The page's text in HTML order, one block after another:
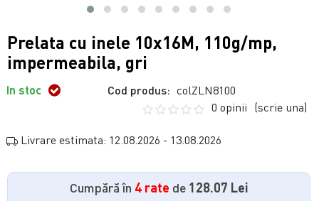
Prelata cu inele 10x16M, 110g/mp,
impermeabila, gri
In stoc Cod produs: colZLN8100
0 opinii (scrie una)
Livrare estimata: 12.08.2026 - 13.08.2026
Cumpără în 4 rate de 128.07 Lei